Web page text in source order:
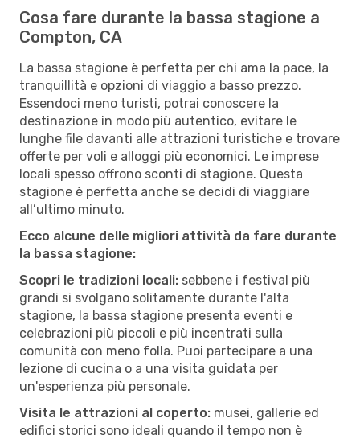
Cosa fare durante la bassa stagione a
Compton, CA
La bassa stagione è perfetta per chi ama la pace, la
tranquillità e opzioni di viaggio a basso prezzo.
Essendoci meno turisti, potrai conoscere la
destinazione in modo più autentico, evitare le
lunghe file davanti alle attrazioni turistiche e trovare
offerte per voli e alloggi più economici. Le imprese
locali spesso offrono sconti di stagione. Questa
stagione è perfetta anche se decidi di viaggiare
all’ultimo minuto.
Ecco alcune delle migliori attività da fare durante
la bassa stagione:
Scopri le tradizioni locali: sebbene i festival più
grandi si svolgano solitamente durante l'alta
stagione, la bassa stagione presenta eventi e
celebrazioni più piccoli e più incentrati sulla
comunità con meno folla. Puoi partecipare a una
lezione di cucina o a una visita guidata per
un'esperienza più personale.
Visita le attrazioni al coperto: musei, gallerie ed
edifici storici sono ideali quando il tempo non è